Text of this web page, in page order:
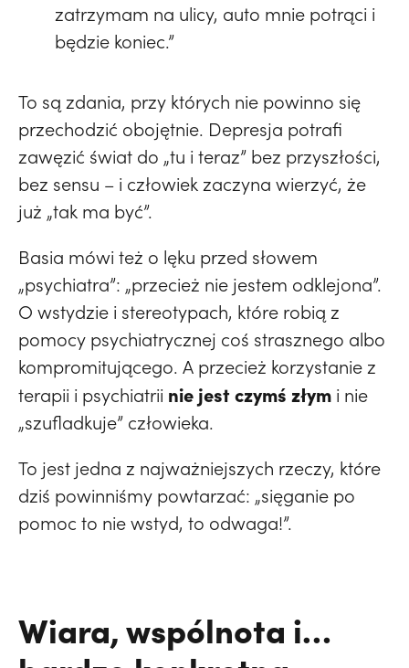
zatrzymam na ulicy, auto mnie potrąci i
będzie koniec.”
To są zdania, przy których nie powinno się
przechodzić obojętnie. Depresja potrafi
zawęzić świat do „tu i teraz” bez przyszłości,
bez sensu – i człowiek zaczyna wierzyć, że
już „tak ma być”.
Basia mówi też o lęku przed słowem
„psychiatra”: „przecież nie jestem odklejona”.
O wstydzie i stereotypach, które robią z
pomocy psychiatrycznej coś strasznego albo
kompromitującego. A przecież korzystanie z
terapii i psychiatrii nie jest czymś złym i nie
„szufladkuje” człowieka.
To jest jedna z najważniejszych rzeczy, które
dziś powinniśmy powtarzać: „sięganie po
pomoc to nie wstyd, to odwaga!”.
Wiara, wspólnota i…